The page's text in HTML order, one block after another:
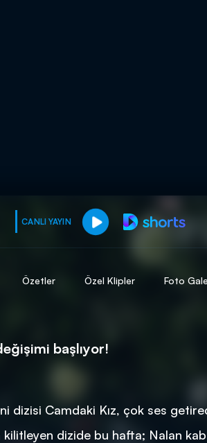
CANLI YAYIN
muhteşem ikili
Özetler Özel Klipler Foto
başlıyor!
dizisi Camdaki Kız, çok ses
kilitleyen dizide bu hafta; Nalan